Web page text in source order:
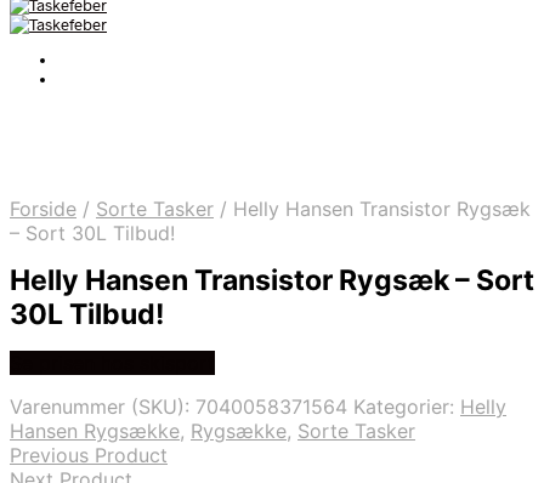
Forside / Sorte Tasker / Helly Hansen Transistor Rygsæk
– Sort 30L Tilbud!
Helly Hansen Transistor Rygsæk – Sort
30L Tilbud!
Varenummer (SKU): 7040058371564 Kategorier: Helly
Hansen Rygsække, Rygsække, Sorte Tasker
Previous Product